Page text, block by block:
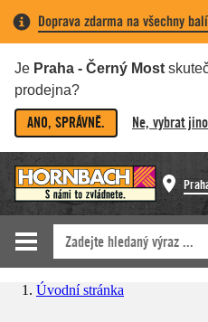
Doprava zdarma na všechny
Je Praha - Černý Most
prodejna?
ANO, SPRÁVNĚ. Ne, vybrat
Úvodní stránka